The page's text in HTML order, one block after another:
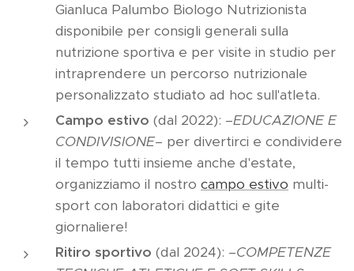
Gianluca Palumbo Biologo Nutrizionista
disponibile per consigli generali sulla
nutrizione sportiva e per visite in studio per
intraprendere un percorso nutrizionale
personalizzato studiato ad hoc sull'atleta.
Campo estivo (dal 2022): –EDUCAZIONE E
CONDIVISIONE– per divertirci e condividere
il tempo tutti insieme anche d'estate,
organizziamo il nostro campo estivo multi-
sport con laboratori didattici e gite
giornaliere!
Ritiro sportivo (dal 2024): –COMPETENZE